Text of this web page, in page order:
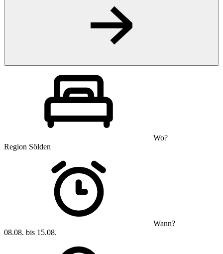
Wo?
Region Sölden
Wann?
08.08. bis 15.08.